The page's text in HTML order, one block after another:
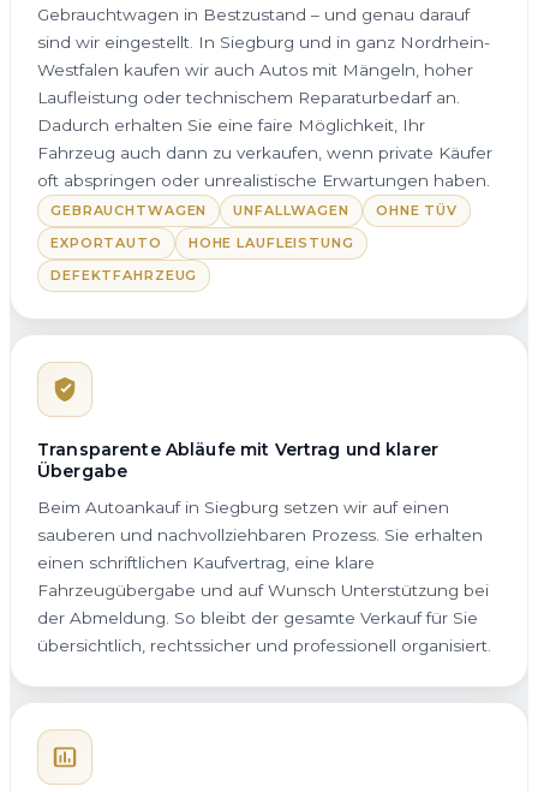
Gebrauchtwagen in Bestzustand – und genau darauf
sind wir eingestellt. In Siegburg und in ganz Nordrhein-
Westfalen kaufen wir auch Autos mit Mängeln, hoher
Laufleistung oder technischem Reparaturbedarf an.
Dadurch erhalten Sie eine faire Möglichkeit, Ihr
Fahrzeug auch dann zu verkaufen, wenn private Käufer
oft abspringen oder unrealistische Erwartungen haben.
GEBRAUCHTWAGEN UNFALLWAGEN
OHNE TÜV
EXPORTAUTO
HOHE LAUFLEISTUNG
DEFEKTFAHRZEUG
Transparente Abläufe mit Vertrag und klarer
Übergabe
Beim Autoankauf in Siegburg setzen wir auf einen
sauberen und nachvollziehbaren Prozess. Sie erhalten
einen schriftlichen Kaufvertrag, eine klare
Fahrzeugübergabe und auf Wunsch Unterstützung bei
der Abmeldung. So bleibt der gesamte Verkauf für Sie
übersichtlich, rechtssicher und professionell organisiert.